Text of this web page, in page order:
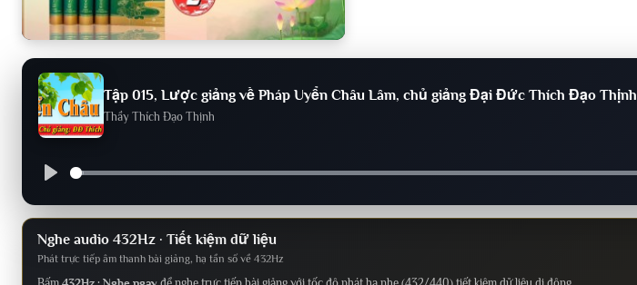
Tập 015, Lược giảng về Pháp Uyển Châu Lâm, chủ giảng Đại Đức Thích Đạo Thịnh
Thầy Thích Đạo Thịnh
Nghe audio 432Hz · Tiết kiệm dữ liệu
Phát trực tiếp âm thanh bài giảng, hạ tần số về 432Hz